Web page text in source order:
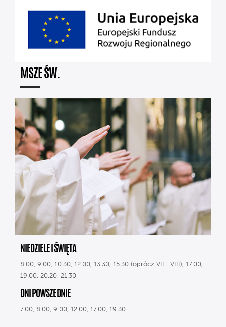
MSZE ŚW.
NIEDZIELE I ŚWIĘTA
8.00, 9.00, 10.30, 12.00, 13.30, 15.30 (oprócz VII i VIII), 17.00,
19.00, 20.20, 21.30
DNI POWSZEDNIE
7.00, 8.00, 9.00, 12.00, 17.00, 19.30